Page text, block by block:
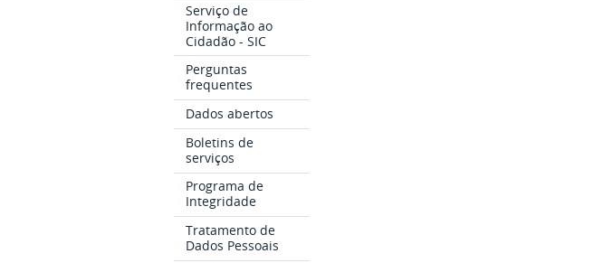
Serviço de
Informação ao
Cidadão - SIC
Perguntas
frequentes
Dados abertos
Boletins de
serviços
Programa de
Integridade
Tratamento de
Dados Pessoais